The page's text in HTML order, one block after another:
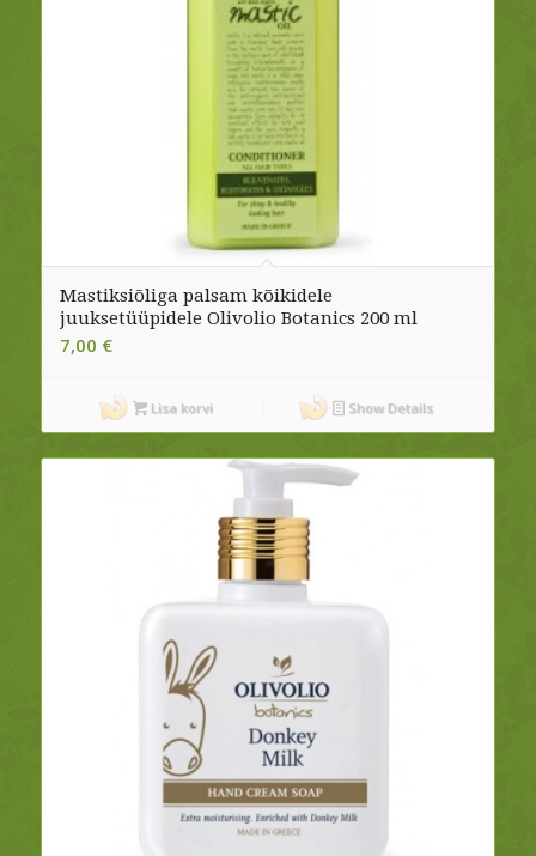
Mastiksiõliga palsam kõikidele
juuksetüüpidele Olivolio Botanics 200 ml
7,00 €
Lisa korvi Show Details